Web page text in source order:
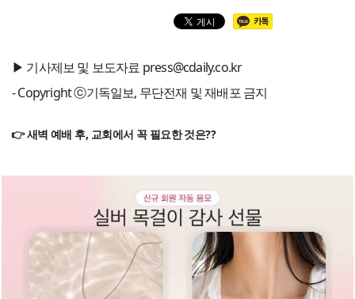
▶ 기사제보 및 보도자료 press@cdaily.co.kr
- Copyright ⓒ기독일보, 무단전재 및 재배포 금지
👉 새벽 예배 후, 교회에서 꼭 필요한 것은??